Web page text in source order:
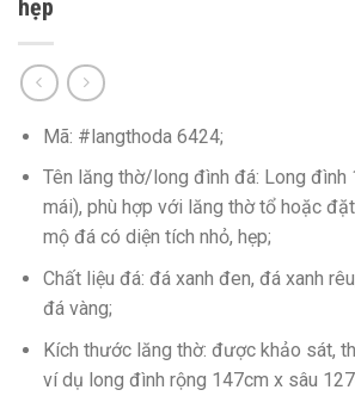
hẹp
Mã: #langthoda 6424;
Tên lăng thờ/long đình đá: Long đình
mái), phù hợp với lăng thờ tổ hoặc
mộ đá có diện tích nhỏ, hẹp;
Chất liệu đá: đá xanh đen, đá xanh
đá vàng;
Kích thước lăng thờ: được khảo sát,
ví dụ long đình rộng 147cm x sâu